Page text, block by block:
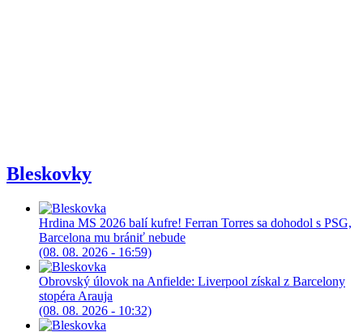
Bleskovky
Hrdina MS 2026 balí kufre! Ferran Torres sa dohodol s PSG,
Barcelona mu brániť nebude
(08. 08. 2026 - 16:59)
Obrovský úlovok na Anfielde: Liverpool získal z Barcelony
stopéra Arauja
(08. 08. 2026 - 10:32)